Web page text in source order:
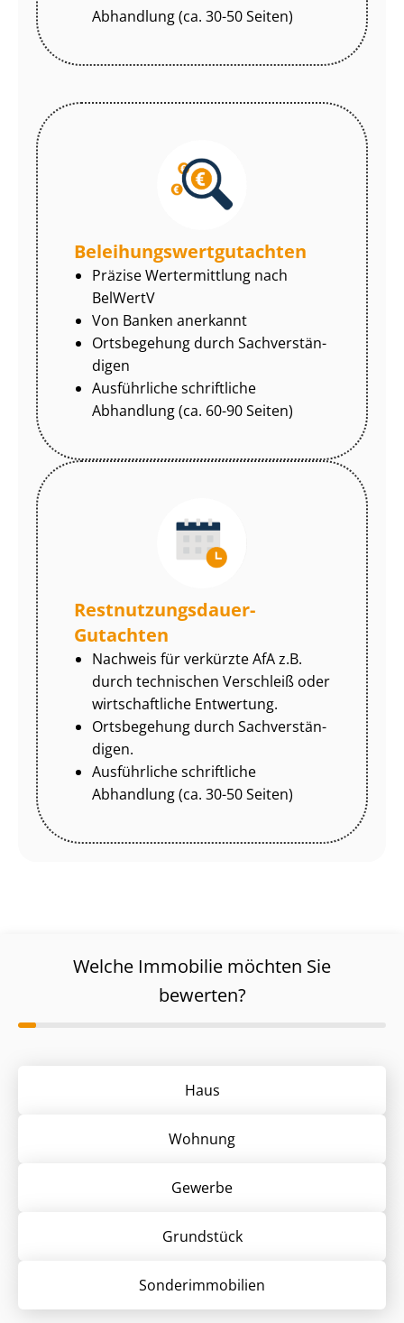
Abhandlung (ca. 30-50 Seiten)
Be­lei­hungs­wert­gut­ach­ten
Präzise Wertermittlung nach
BelWertV
Von Banken anerkannt
Ortsbegehung durch Sach­ver­stän­
di­gen
Ausführliche schriftliche
Abhandlung (ca. 60-90 Seiten)
Rest­nut­zungs­dau­er-
Gutachten
Nachweis für verkürzte AfA z.B.
durch technischen Verschleiß oder
wirtschaftliche Entwertung.
Ortsbegehung durch Sach­ver­stän­
di­gen.
Ausführliche schriftliche
Abhandlung (ca. 30-50 Seiten)
Welche Immobilie möchten Sie
bewerten?
Haus
Wohnung
Gewerbe
Grund­stück
Sonder­immobilien